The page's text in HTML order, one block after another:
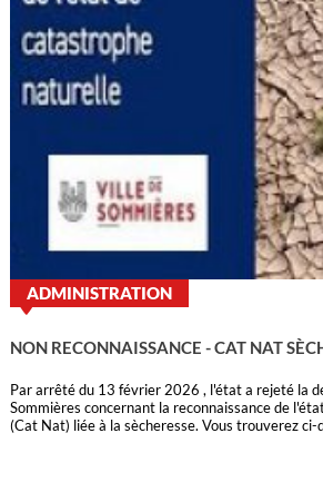
ADMINISTRATION
NON RECONNAISSANCE - CAT NAT
Par arrêté du 13 février 2026 , l'état a rejeté la
Sommières concernant la reconnaissance de
(Cat Nat) liée à la sècheresse. Vous trouverez ci-